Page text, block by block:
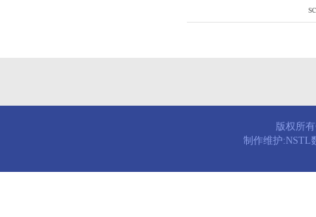
版权所
制作维护:NSTL